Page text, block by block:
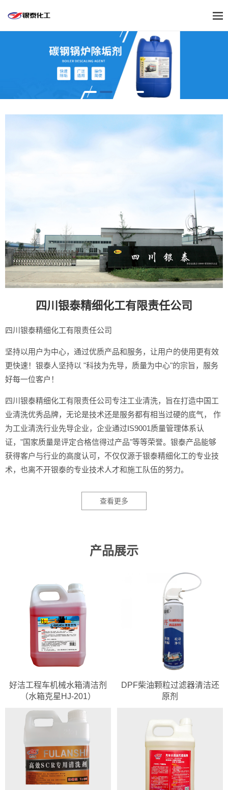
四川银泰精细化工有限责任公司
四川银泰精细化工有限责任公司
坚持以用户为中心，通过优质产品和服务，让用户的使用更有效
更快速！银泰人坚持以 "科技为先导，质量为中心"的宗旨，服务
好每一位客户！
四川银泰精细化工有限责任公司专注工业清洗，旨在打造中国工
业清洗优秀品牌，无论是技术还是服务都有相当过硬的底气， 作
为工业清洗行业先导企业，企业通过IS9001质量管理体系认
证，"国家质量是评定合格信得过产品"等等荣誉。银泰产品能够
获得客户与行业的高度认可，不仅仅源于银泰精细化工的专业技
术，也离不开银泰的专业技术人才和施工队伍的努力。
查看更多
产品展示
好洁工程车机械水箱清洁剂
（水箱克星HJ-201）
DPF柴油颗粒过滤器清洁还
原剂